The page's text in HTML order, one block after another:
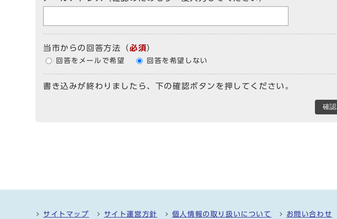
当市からの回答方法 （必須）
回答をメールで希望 回答を希望しない
書き込みが終わりましたら、下の確認ボタンを押してください。
確認
サイトマップ サイト運営方針 個人情報の取り扱いについて お問い合わせ